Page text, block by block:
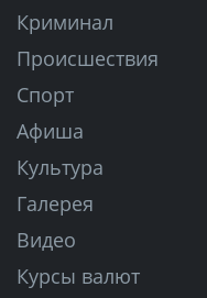
Криминал
Происшествия
Спорт
Афиша
Культура
Галерея
Видео
Курсы валют